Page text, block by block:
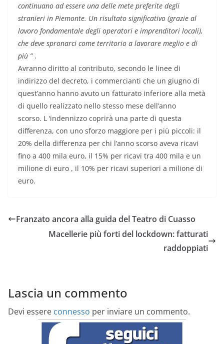
continuano ad essere una delle mete preferite degli
stranieri in Piemonte. Un risultato significativo (grazie al
lavoro fondamentale degli operatori e imprenditori locali),
che deve spronarci come territorio a lavorare meglio e di
più ”.
Avranno diritto al contributo, secondo le linee di
indirizzo del decreto, i commercianti che un giugno di
quest’anno hanno avuto un fatturato inferiore alla metà
di quello realizzato nello stesso mese dell’anno
scorso. L ‘indennizzo coprirà una parte di questa
differenza, con uno sforzo maggiore per i più piccoli: il
20% della differenza per chi l’anno scorso aveva ricavi
fino a 400 mila euro, il 15% per ricavi tra 400 mila e un
milione di euro , il 10% per ricavi superiori a milione di
euro.
Franzato ancora alla guida del Teatro di Cuasso
Macellerie più forti del lockdown: fatturati
raddoppiati
Lascia un commento
Devi essere connesso per inviare un commento.